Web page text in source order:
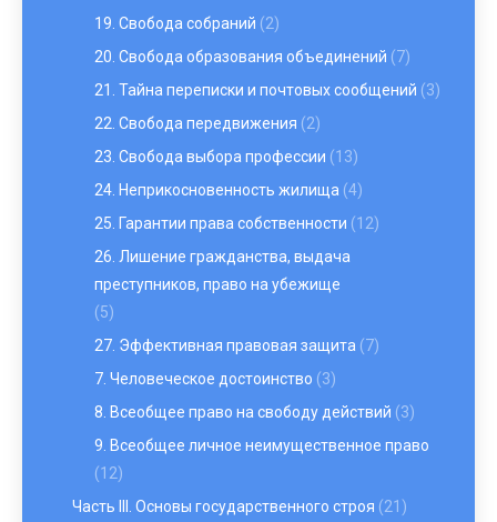
19. Свобода собраний (2)
20. Свобода образования объединений (7)
21. Тайна переписки и почтовых сообщений (3)
22. Свобода передвижения (2)
23. Свобода выбора профессии (13)
24. Неприкосновенность жилища (4)
25. Гарантии права собственности (12)
26. Лишение гражданства, выдача
преступников, право на убежище
(5)
27. Эффективная правовая защита (7)
7. Человеческое достоинство (3)
8. Всеобщее право на свободу действий (3)
9. Всеобщее личное неимущественное право
(12)
Часть III. Основы государственного строя (21)